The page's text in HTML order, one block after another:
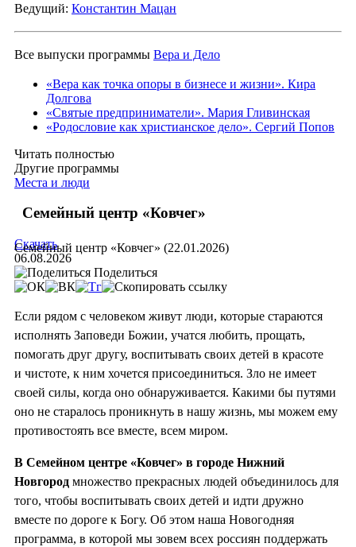
Ведущий: Константин Мацан
Все выпуски программы Вера и Дело
«Вера как точка опоры в бизнесе и жизни». Кира
Долгова
«Святые предприниматели». Мария Гливинская
«Родословие как христианское дело». Сергий Попов
Читать полностью
Другие программы
Места и люди
Семейный центр «Ковчег»
Семейный центр «Ковчег» (22.01.2026)
Скачать
06.08.2026
Поделиться
Если рядом с человеком живут люди, которые стараются
исполнять Заповеди Божии, учатся любить, прощать,
помогать друг другу, воспитывать своих детей в красоте
и чистоте, к ним хочется присоединиться. Зло не имеет
своей силы, когда оно обнаруживается. Какими бы путями
оно не старалось проникнуть в нашу жизнь, мы можем ему
противостоять все вместе, всем миром.
В Семейном центре «Ковчег» в городе Нижний
Новгород множество прекрасных людей объединилось для
того, чтобы воспитывать своих детей и идти дружно
вместе по дороге к Богу. Об этом наша Новогодняя
программа, в которой мы зовем всех россиян поддержать